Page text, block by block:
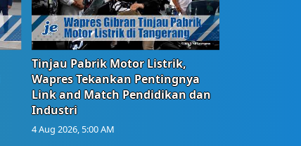
Tinjau Pabrik Motor Listrik,
Wapres Tekankan Pentingnya
Link and Match Pendidikan dan
Industri
4 Aug 2026, 5:00 AM